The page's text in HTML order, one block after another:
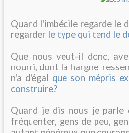
Quand l'imbécile regarde le
regarder le type qui tend le
Que nous veut-il donc,
nourri, dont la hargne
n'a d'égal que son mépris
construire?
Quand je dis nous je parle
fréquenter, gens de peu,